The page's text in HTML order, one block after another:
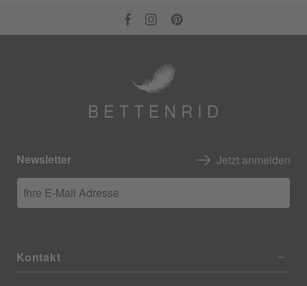
Newsletter Jetzt anmelden
Ihre E-Mail Adresse
Kontakt